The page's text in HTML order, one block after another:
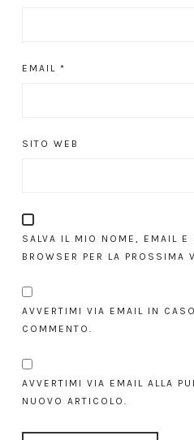
EMAIL *
SITO WEB
SALVA IL MIO NOME, EMAIL E
BROWSER PER LA PROSSIMA
AVVERTIMI VIA EMAIL IN
COMMENTO.
AVVERTIMI VIA EMAIL ALLA
NUOVO ARTICOLO.